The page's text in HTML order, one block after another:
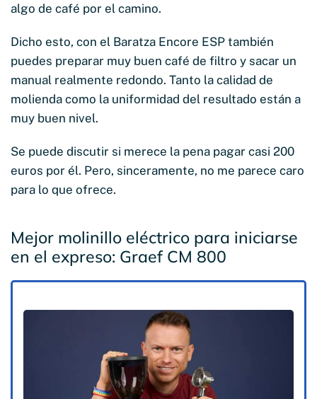
algo de café por el camino.
Dicho esto, con el Baratza Encore ESP también
puedes preparar muy buen café de filtro y sacar un
manual realmente redondo. Tanto la calidad de
molienda como la uniformidad del resultado están a
muy buen nivel.
Se puede discutir si merece la pena pagar casi 200
euros por él. Pero, sinceramente, no me parece caro
para lo que ofrece.
Mejor molinillo eléctrico para iniciarse
en el expreso: Graef CM 800